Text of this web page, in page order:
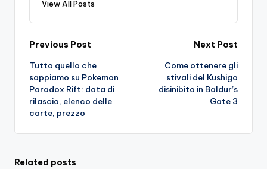
View All Posts
Post
navigation
Previous Post
Tutto quello che
sappiamo su Pokemon
Paradox Rift: data di
rilascio, elenco delle
carte, prezzo
Next Post
Come ottenere gli
stivali del Kushigo
disinibito in Baldur’s
Gate 3
Related posts